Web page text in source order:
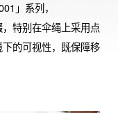
」系列，
特别在伞绳上采用点
的可视性，既保障移